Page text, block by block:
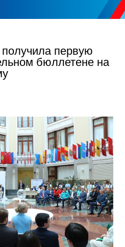
первую
бюллетене на